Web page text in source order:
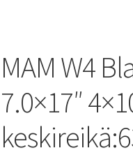
MAM W4
7.0×17″